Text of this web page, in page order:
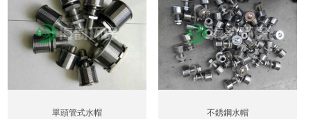
單頭管式水帽 不銹鋼水帽